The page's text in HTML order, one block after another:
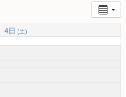
4日 (土)